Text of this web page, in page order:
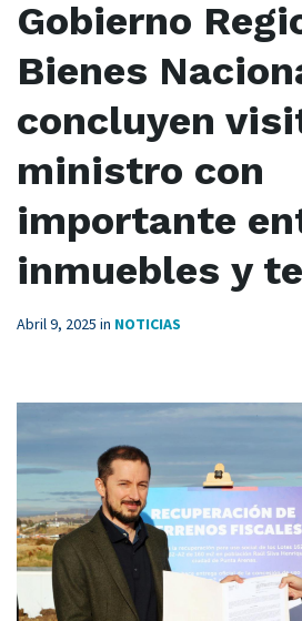
Gobierno
Bienes
concluyen
ministro con
importante
inmuebles y
Abril 9, 2025 in NOTICIAS